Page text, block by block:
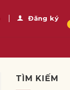
Đăng ký
TÌM KIẾM